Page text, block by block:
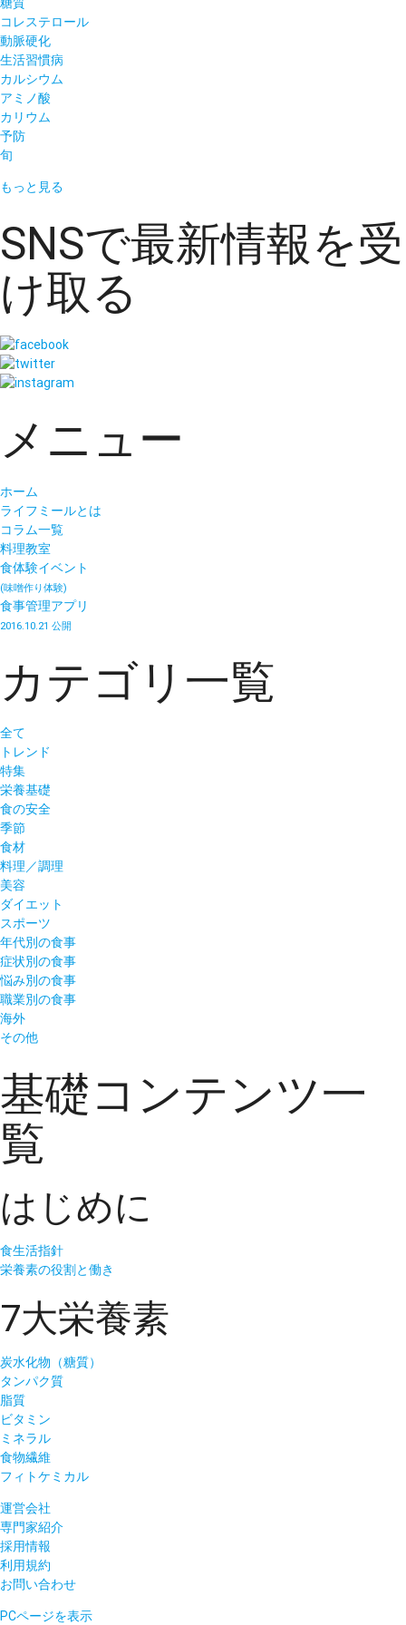
コレステロール
動脈硬化
生活習慣病
カルシウム
アミノ酸
カリウム
予防
旬
もっと見る
SNSで最新情報を受
け取る
メニュー
ホーム
ライフミールとは
コラム一覧
料理教室
食体験イベント
(味噌作り体験)
食事管理アプリ
2016.10.21 公開
カテゴリ一覧
全て
トレンド
特集
栄養基礎
食の安全
季節
食材
料理／調理
美容
ダイエット
スポーツ
年代別の食事
症状別の食事
悩み別の食事
職業別の食事
海外
その他
基礎コンテンツ一
覧
はじめに
食生活指針
栄養素の役割と働き
7大栄養素
炭水化物（糖質）
タンパク質
脂質
ビタミン
ミネラル
食物繊維
フィトケミカル
運営会社
専門家紹介
採用情報
利用規約
お問い合わせ
PCページを表示